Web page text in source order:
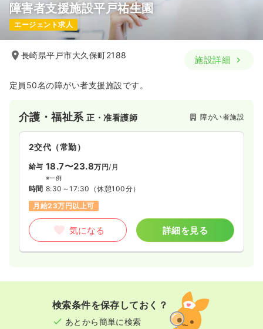
障害者支援施設平戸祐生園
エージェント求人
長崎県平戸市大久保町2188 施設詳細
定員50名の障がい者支援施設です。
介護・福祉系正・准看護師 障がい者施設
2交代（常勤）
給与 18.7〜23.8万円/月
※一例
時間 8:30～17:30 （休憩100分）
月給23万円以上可
気になる 詳細を見る
検索条件を保存しておく？
あとから簡単に検索